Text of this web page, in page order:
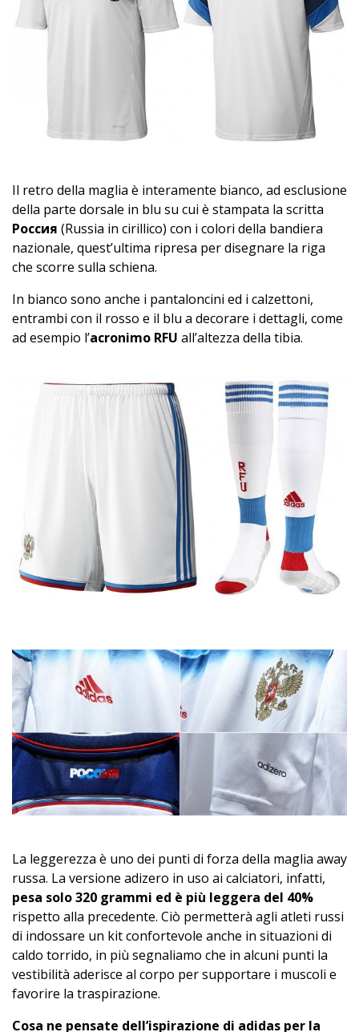
Il retro della maglia è interamente bianco, ad esclusione
della parte dorsale in blu su cui è stampata la scritta
Россия (Russia in cirillico) con i colori della bandiera
nazionale, quest’ultima ripresa per disegnare la riga
che scorre sulla schiena.
In bianco sono anche i pantaloncini ed i calzettoni,
entrambi con il rosso e il blu a decorare i dettagli, come
ad esempio l’acronimo RFU all’altezza della tibia.
La leggerezza è uno dei punti di forza della maglia away
russa. La versione adizero in uso ai calciatori, infatti,
pesa solo 320 grammi ed è più leggera del 40%
rispetto alla precedente. Ciò permetterà agli atleti russi
di indossare un kit confortevole anche in situazioni di
caldo torrido, in più segnaliamo che in alcuni punti la
vestibilità aderisce al corpo per supportare i muscoli e
favorire la traspirazione.
Cosa ne pensate dell’ispirazione di adidas per la